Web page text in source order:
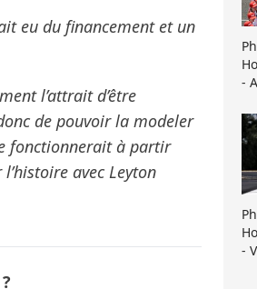
eu du financement et un
l’attrait d’être
de pouvoir la modeler
fonctionnerait à partir
avec Leyton
-
-